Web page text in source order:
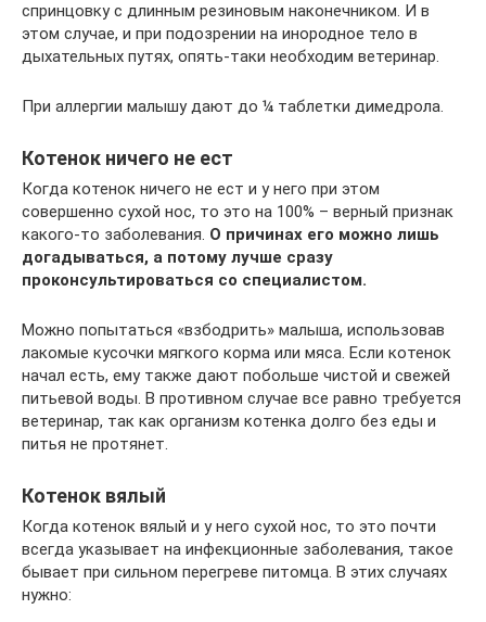
спринцовку с длинным резиновым наконечником. И в
этом случае, и при подозрении на инородное тело в
дыхательных путях, опять-таки необходим ветеринар.
При аллергии малышу дают до ¼ таблетки димедрола.
Котенок ничего не ест
Когда котенок ничего не ест и у него при этом
совершенно сухой нос, то это на 100% – верный признак
какого-то заболевания. О причинах его можно лишь
догадываться, а потому лучше сразу
проконсультироваться со специалистом.
Можно попытаться «взбодрить» малыша, использовав
лакомые кусочки мягкого корма или мяса. Если котенок
начал есть, ему также дают побольше чистой и свежей
питьевой воды. В противном случае все равно требуется
ветеринар, так как организм котенка долго без еды и
питья не протянет.
Котенок вялый
Когда котенок вялый и у него сухой нос, то это почти
всегда указывает на инфекционные заболевания, такое
бывает при сильном перегреве питомца. В этих случаях
нужно: